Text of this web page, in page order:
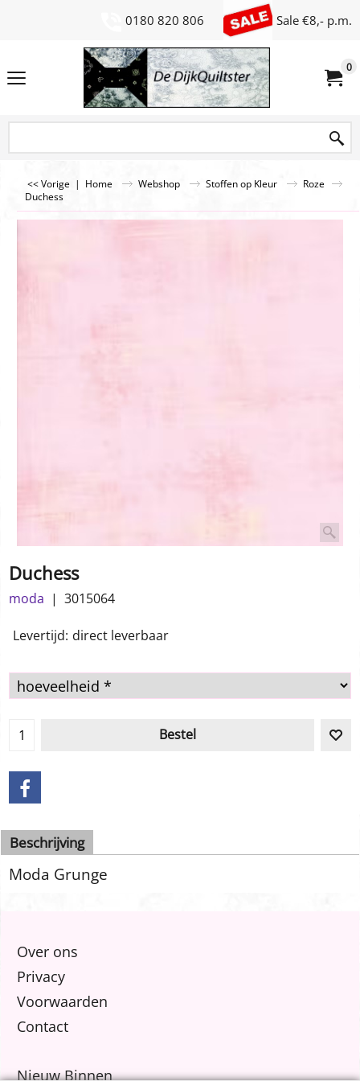
0180 820 806 Sale €8,- p.m.
0
<< Vorige | Home Webshop Stoffen op Kleur
Roze
Duchess
Duchess
moda 3015064
Levertijd: direct leverbaar
Bestel
Beschrijving
Moda Grunge
Over ons
Privacy
Voorwaarden
Contact
Nieuw Binnen